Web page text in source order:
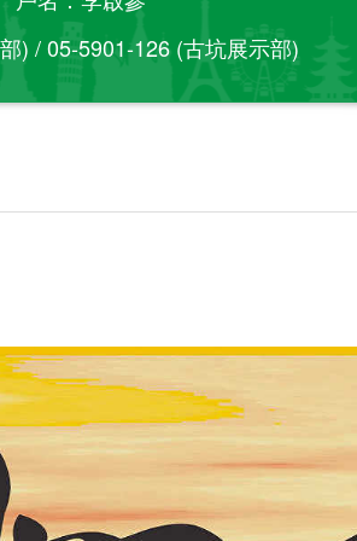
) / 05-5901-126 (古坑展示部)